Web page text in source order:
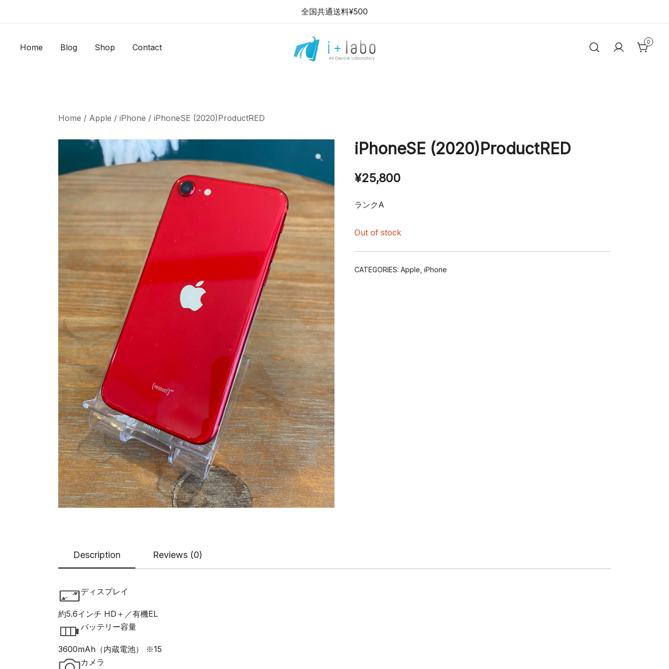
全国共通送料¥500
Home Blog Shop Contact
0
Home / Apple / iPhone / iPhoneSE (2020)ProductRED
iPhoneSE (2020)ProductRED
¥25,800
ランクA
Out of stock
CATEGORIES: Apple iPhone
Description Reviews (0)
ディスプレイ
約5.6インチ HD＋／有機EL
バッテリー容量
3600mAh（内蔵電池） ※15
カメラ